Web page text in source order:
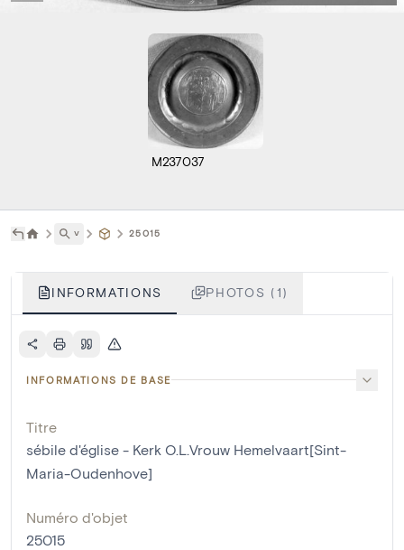
M237037
˅ 25015
INFORMATIONS PHOTOS (1)
INFORMATIONS DE BASE
Titre
sébile d'église - Kerk O.L.Vrouw Hemelvaart[Sint-
Maria-Oudenhove]
Numéro d'objet
25015